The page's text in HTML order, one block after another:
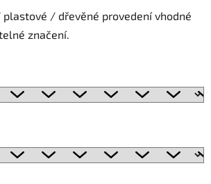
/ dřevěné provedení vhodné
značení.